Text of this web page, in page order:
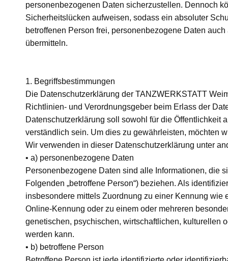
personenbezogenen Daten sicherzustellen. Dennoch
Sicherheitslücken aufweisen, sodass ein absoluter
betroffenen Person frei, personenbezogene Daten
übermitteln.
1. Begriffsbestimmungen
Die Datenschutzerklärung der TANZWERKSTATT
Richtlinien- und Verordnungsgeber beim Erlass der
Datenschutzerklärung soll sowohl für die Öffentlichkeit
verständlich sein. Um dies zu gewährleisten, möchten
Wir verwenden in dieser Datenschutzerklärung unter
• a) personenbezogene Daten
Personenbezogene Daten sind alle Informationen, die
Folgenden „betroffene Person“) beziehen. Als
insbesondere mittels Zuordnung zu einer Kennung wie
Online-Kennung oder zu einem oder mehreren
genetischen, psychischen, wirtschaftlichen, kulturellen
werden kann.
• b) betroffene Person